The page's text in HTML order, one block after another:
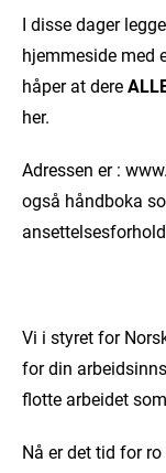
I disse dager
hjemmeside med
håper at dere
her.
Adressen er :
også håndboka
Vi i styret for
for din
flotte arbeidet
Nå er det tid for